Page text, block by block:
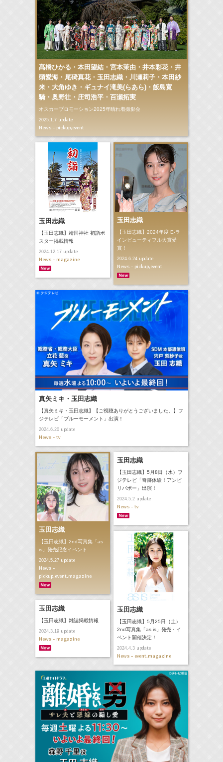
髙橋ひかる・本田望結・宮本茉由・井本彩花・井
頭愛海・尾碕真花・玉田志織・川瀬莉子・本田紗
来・大角ゆき・ギュナイ滝美(らあら)・飯島寛
騎・奥野壮・庄司浩平・百瀬拓実
オスカープロモーション2025年晴れ着撮影会
2025.1.7update
News - pickup,event
玉田志織
【玉田志織】靖国神社 初詣ポ
スター掲載情報
2024.12.17update
News - magazine
玉田志織
【玉田志織】2024年度 E-ラ
インビューティフル大賞受
賞！
2024.6.24update
News - pickup,event
真矢ミキ・玉田志織
【真矢ミキ・玉田志織】【ご視聴ありがとうございました。】フ
ジテレビ「ブルーモーメント」出演！
2024.6.20update
News - tv
玉田志織
【玉田志織】2nd写真集「as
is」発売記念イベント
2024.5.27update
News -
pickup,event,magazine
玉田志織
【玉田志織】5月8日（水）フ
ジテレビ「奇跡体験！アンビ
リバボー」出演！
2024.5.2update
News - tv
玉田志織
【玉田志織】5月25日（土）
2nd写真集「as is」発売・イ
ベント開催決定！
2024.4.3update
News - event,magazine
玉田志織
【玉田志織】雑誌掲載情報
2024.3.19update
News - magazine